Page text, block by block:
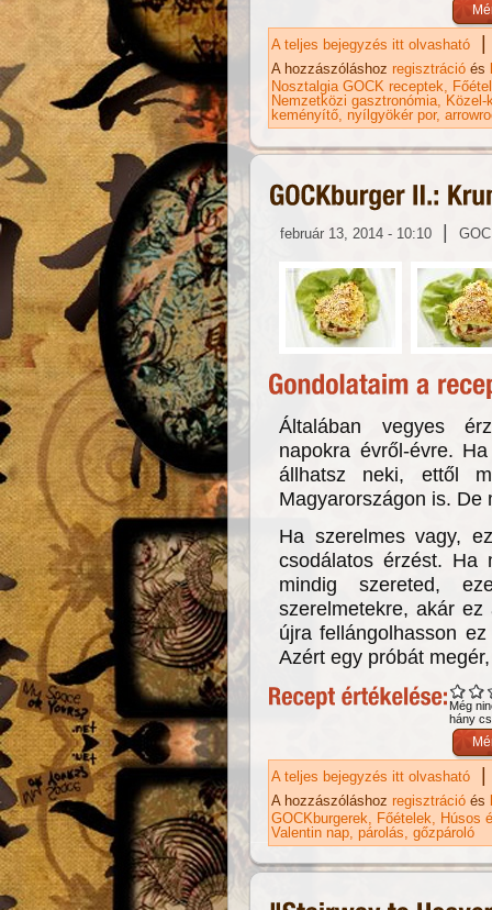
A teljes bejegyzés itt olvasható |
A hozzászóláshoz regisztráció és
Nosztalgia GOCK receptek
Nemzetközi gasztronómia
Közel-
keményítő nyílgyökér por
február 13, 2014 - 10:10 |
Általában vegyes
napokra évről-évre.
állhatsz neki, ettől
Magyarországon is.
Ha szerelmes vagy,
csodálatos érzést.
mindig szereted,
szerelmetekre, akár
újra fellángolhasson
Azért egy próbát
Még
hány
A teljes bejegyzés itt olvasható |
A hozzászóláshoz regisztráció és
GOCKburgerek
Főételek
Húsos
Valentin nap párolás gőzpároló